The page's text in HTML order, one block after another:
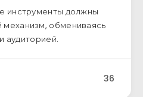
инструменты должны
механизм, обмениваясь
аудиторией.
36